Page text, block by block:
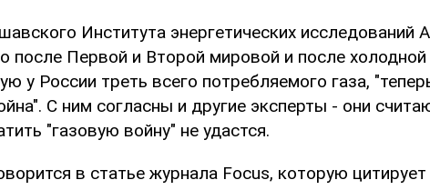
Института энергетических исследований
после Первой и Второй мировой и после
у России треть всего потребляемого газа,
С ним согласны и другие эксперты - они
"газовую войну" не удастся.
в статье журнала Focus, которую цитирует